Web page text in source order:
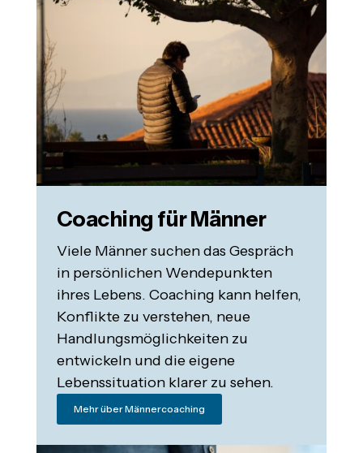
Coaching für Männer
Viele Männer suchen das Gespräch
in persönlichen Wendepunkten
ihres Lebens. Coaching kann helfen,
Konflikte zu verstehen, neue
Handlungsmöglichkeiten zu
entwickeln und die eigene
Lebenssituation klarer zu sehen.
Mehr über Männercoaching